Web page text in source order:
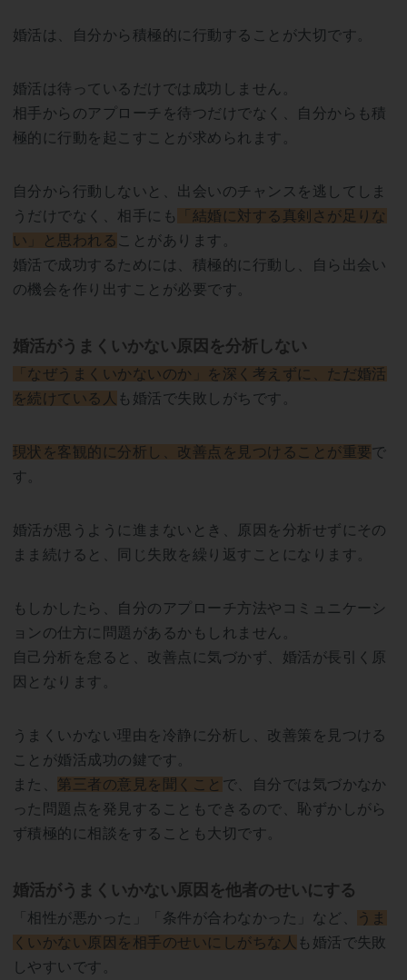
婚活は、自分から積極的に行動することが大切です。
婚活は待っているだけでは成功しません。
相手からのアプローチを待つだけでなく、自分からも積
極的に行動を起こすことが求められます。
自分から行動しないと、出会いのチャンスを逃してしま
うだけでなく、相手にも
「結婚に対する真剣さが足りな
い」と思われる ことがあります。
婚活で成功するためには、積極的に行動し、自ら出会い
の機会を作り出すことが必要です。
婚活がうまくいかない原因を分析しない
「なぜうまくいかないのか」を深く考えずに、ただ婚活
を続けている人 も婚活で失敗しがちです。
現状を客観的に分析し、改善点を見つけることが重要 で
す。
婚活が思うように進まないとき、原因を分析せずにその
まま続けると、同じ失敗を繰り返すことになります。
もしかしたら、自分のアプローチ方法やコミュニケーシ
ョンの仕方に問題があるかもしれません。
自己分析を怠ると、改善点に気づかず、婚活が長引く原
因となります。
うまくいかない理由を冷静に分析し、改善策を見つける
ことが婚活成功の鍵です。
また、 第三者の意見を聞くこと で、自分では気づかなか
った問題点を発見することもできるので、恥ずかしがら
ず積極的に相談をすることも大切です。
婚活がうまくいかない原因を他者のせいにする
「相性が悪かった」「条件が合わなかった」など、
うま
くいかない原因を相手のせいにしがちな人 も婚活で失敗
しやすいです。